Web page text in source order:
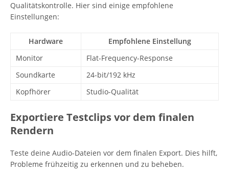
Qualitätskontrolle. Hier sind einige empfohlene
Einstellungen:
Hardware
Empfohlene Einstellung
Monitor
Flat-Frequency-Response
Soundkarte
24-bit/192 kHz
Kopfhörer
Studio-Qualität
Exportiere Testclips vor dem finalen
Rendern
Teste deine Audio-Dateien vor dem finalen Export. Dies hilft,
Probleme frühzeitig zu erkennen und zu beheben.